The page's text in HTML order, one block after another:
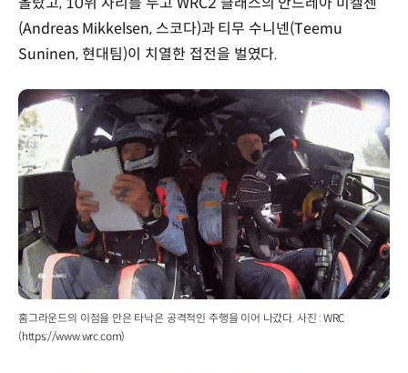
(Andreas Mikkelsen, 스코다)과 티무 수니넨(Teemu
Suninen, 현대팀)이 치열한 접전을 벌였다.
홈그라운드의 이점을 안은 타낙은 공격적인 주행을 이어 나갔다. 사진 : WRC
(https://www.wrc.com)